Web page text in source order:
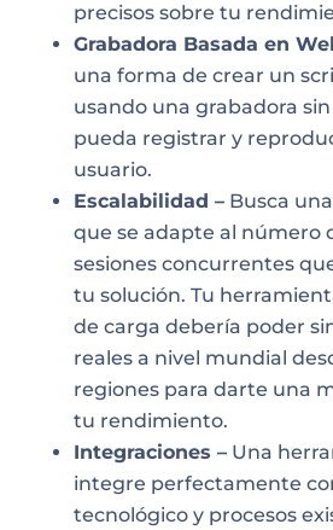
precisos sobre tu
Grabadora Basada en
una forma de crear un
usando una grabadora
pueda registrar y
usuario.
Escalabilidad –Busca
que se adapte al número
sesiones concurrentes
tu solución. Tu
de carga debería poder
reales a nivel mundial
regiones para darte una
tu rendimiento.
Integraciones –Una
integre perfectamente
tecnológico y procesos